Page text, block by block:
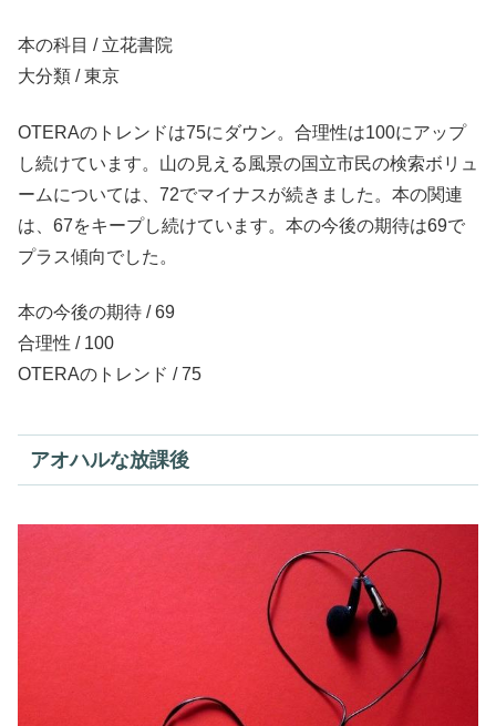
本の科目 / 立花書院
大分類 / 東京
OTERAのトレンドは75にダウン。合理性は100にアップ
し続けています。山の見える風景の国立市民の検索ボリュ
ームについては、72でマイナスが続きました。本の関連
は、67をキープし続けています。本の今後の期待は69で
プラス傾向でした。
本の今後の期待 / 69
合理性 / 100
OTERAのトレンド / 75
アオハルな放課後